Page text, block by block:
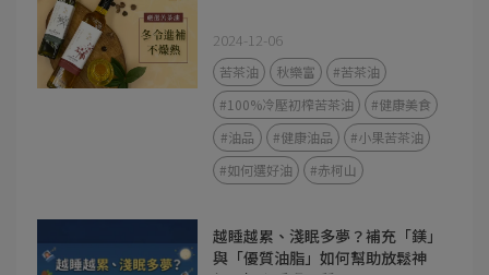
2024-12-06
苦茶油 秋樂富
#苦茶油
#100%冷壓初榨苦茶油
#健康美食
#油品
#健康油品
#小果苦茶油
#如何選好油
#赤柯山
越睡越累、淺眠多夢？補充「鎂」
與「優質油脂」如何幫助放鬆神